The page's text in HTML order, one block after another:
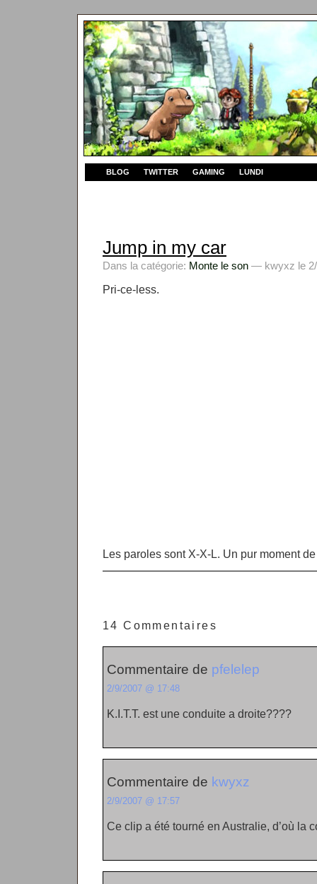
BLOG TWITTER GAMING LUNDI
Jump in my car
Dans la catégorie: Monte le son — kwyxz le 2/
Pri-ce-less.
Les paroles sont X-X-L. Un pur moment
14 Commentaires
Commentaire de pfelelep
2/9/2007 @ 17:48
K.I.T.T. est une conduite a droite????
Commentaire de kwyxz
2/9/2007 @ 17:57
Ce clip a été tourné en Australie, d’où la